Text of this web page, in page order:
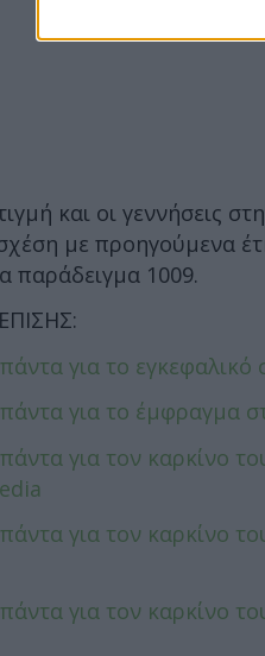
και οι γεννήσεις
με προηγούμενα
παράδειγμα 1009.
για το
για το έμφραγμα
για τον καρκίνο
για τον καρκίνο
για τον καρκίνο